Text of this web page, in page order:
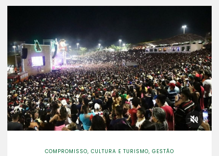
COMPROMISSO, CULTURA E TURISMO, GESTÃO